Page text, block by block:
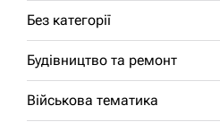
Без категорії
Будівництво та ремонт
Військова тематика